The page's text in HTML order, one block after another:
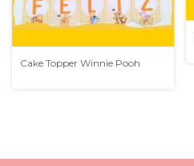
Cake Topper Winnie Pooh